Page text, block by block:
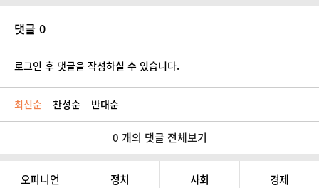
댓글 0
로그인 후 댓글을 작성하실 수 있습니다.
최신순 찬성순 반대순
0 개의 댓글 전체보기
오피니언 정치 사회 경제